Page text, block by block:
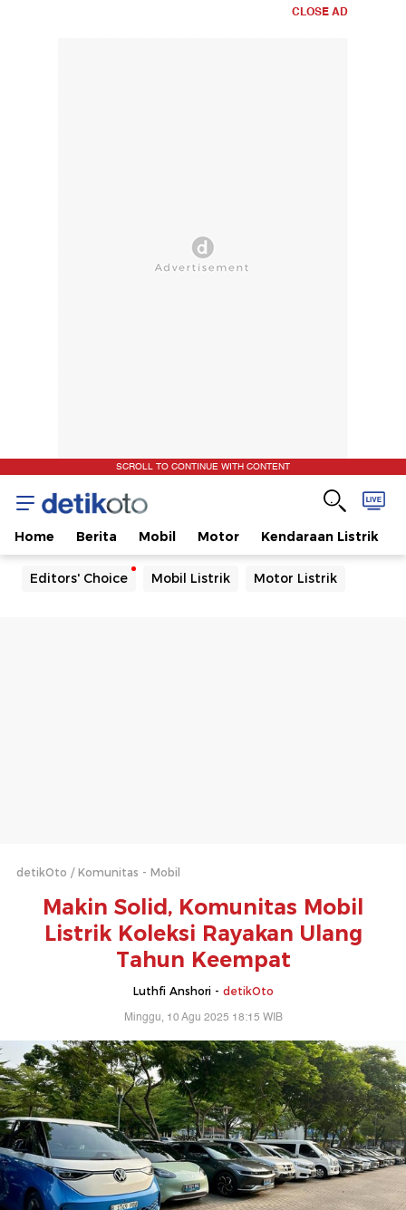
CLOSE AD
SCROLL TO CONTINUE WITH CONTENT
Home Berita Mobil Motor Kendaraan Listrik
Editors' Choice Mobil Listrik Motor Listrik
detikOto Komunitas - Mobil
Makin Solid, Komunitas Mobil
Listrik Koleksi Rayakan Ulang
Tahun Keempat
Luthfi Anshori - detikOto
Minggu, 10 Agu 2025 18:15 WIB